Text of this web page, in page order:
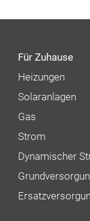
Für Zuhause
Heizungen
Solaranlagen
Gas
Strom
Dynamischer